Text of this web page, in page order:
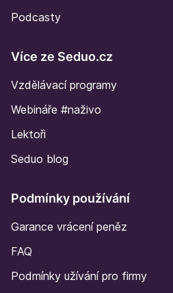
Podcasty
Více ze Seduo.cz
Vzdělávací programy
Webináře #naživo
Lektoři
Seduo blog
Podmínky používání
Garance vrácení peněz
FAQ
Podmínky užívání pro firmy